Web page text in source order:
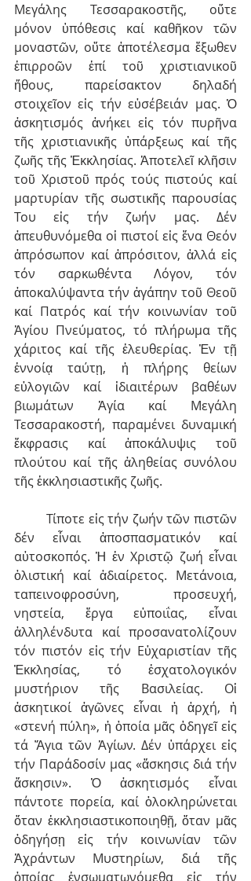
Μεγάλης Τεσσαρακοστῆς, οὔτε
μόνον ὑπόθεσις καί καθῆκον τῶν
μοναστῶν, οὔτε ἀποτέλεσμα ἔξωθεν
ἐπιρροῶν ἐπί τοῦ χριστιανικοῦ
ἤθους, παρείσακτον δηλαδή
στοιχεῖον εἰς τήν εὐσέβειάν μας. Ὁ
ἀσκητισμός ἀνήκει εἰς τόν πυρῆνα
τῆς χριστιανικῆς ὑπάρξεως καί τῆς
ζωῆς τῆς Ἐκκλησίας. Ἀποτελεῖ κλῆσιν
τοῦ Χριστοῦ πρός τούς πιστούς καί
μαρτυρίαν τῆς σωστικῆς παρουσίας
Του εἰς τήν ζωήν μας. Δέν
ἀπευθυνόμεθα οἱ πιστοί εἰς ἕνα Θεόν
ἀπρόσωπον καί ἀπρόσιτον, ἀλλά εἰς
τόν σαρκωθέντα Λόγον, τόν
ἀποκαλύψαντα τήν ἀγάπην τοῦ Θεοῦ
καί Πατρός καί τήν κοινωνίαν τοῦ
Ἁγίου Πνεύματος, τό πλήρωμα τῆς
χάριτος καί τῆς ἐλευθερίας. Ἐν τῇ
ἐννοίᾳ ταύτῃ, ἡ πλήρης θείων
εὐλογιῶν καί ἰδιαιτέρων βαθέων
βιωμάτων Ἁγία καί Μεγάλη
Τεσσαρακοστή, παραμένει δυναμική
ἔκφρασις καί ἀποκάλυψις τοῦ
πλούτου καί τῆς ἀληθείας συνόλου
τῆς ἐκκλησιαστικῆς ζωῆς.
         Τίποτε εἰς τήν ζωήν τῶν πιστῶν
δέν εἶναι ἀποσπασματικόν καί
αὐτοσκοπός. Ἡ ἐν Χριστῷ ζωή εἶναι
ὁλιστική καί ἀδιαίρετος. Μετάνοια,
ταπεινοφροσύνη, προσευχή,
νηστεία, ἔργα εὐποιΐας, εἶναι
ἀλληλένδυτα καί προσανατολίζουν
τόν πιστόν εἰς τήν Εὐχαριστίαν τῆς
Ἐκκλησίας, τό ἐσχατολογικόν
μυστήριον τῆς Βασιλείας. Οἱ
ἀσκητικοί ἀγῶνες εἶναι ἡ ἀρχή, ἡ
«στενή πύλη», ἡ ὁποία μᾶς ὁδηγεῖ εἰς
τά Ἅγια τῶν Ἁγίων. Δέν ὑπάρχει εἰς
τήν Παράδοσίν μας «ἄσκησις διά τήν
ἄσκησιν». Ὁ ἀσκητισμός εἶναι
πάντοτε πορεία, καί ὁλοκληρώνεται
ὅταν ἐκκλησιαστικοποιηθῇ, ὅταν μᾶς
ὁδηγήσῃ εἰς τήν κοινωνίαν τῶν
Ἀχράντων Μυστηρίων, διά τῆς
ὁποίας ἐνσωματωνόμεθα εἰς τήν